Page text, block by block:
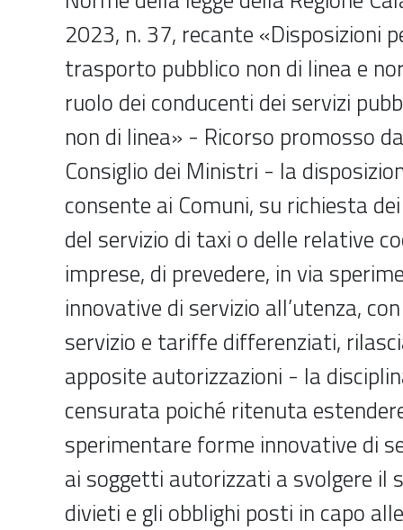
2023, n. 37, recante «Disposizioni
trasporto pubblico non di linea e
ruolo dei conducenti dei servizi
non di linea» - Ricorso promosso
Consiglio dei Ministri - la
consente ai Comuni, su richiesta
del servizio di taxi o delle relative
imprese, di prevedere, in via
innovative di servizio all’utenza,
servizio e tariffe differenziati,
apposite autorizzazioni - la
censurata poiché ritenuta
sperimentare forme innovative di
ai soggetti autorizzati a svolgere il
divieti e gli obblighi posti in capo